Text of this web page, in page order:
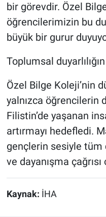
bir görevdir. Özel
öğrencilerimizin bu
büyük bir gurur
Toplumsal
Özel Bilge Koleji’nin
yalnızca öğrencilerin
Filistin’de yaşanan
artırmayı hedefledi.
gençlerin sesiyle tüm
ve dayanışma
Kaynak: İHA